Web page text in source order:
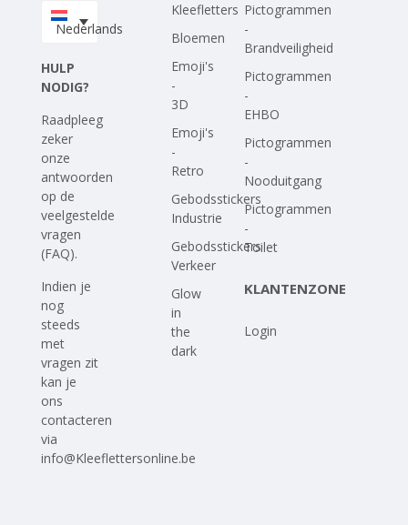
Upload je eigen ontwerp
Nederlands
HULP
NODIG?
Raadpleeg
zeker
onze
antwoorden
op de
veelgestelde
vragen
(FAQ).
Indien je
nog
steeds
met
vragen zit
kan je
ons
contacteren
via
info@Kleeflettersonline.be
Kleefletters
Bloemen
Emoji's
-
3D
Emoji's
-
Retro
Gebodsstickers
Industrie
Gebodsstickers
Verkeer
Glow
in
the
dark
Pictogrammen
-
Brandveiligheid
Pictogrammen
-
EHBO
Pictogrammen
-
Nooduitgang
Pictogrammen
-
Toilet
KLANTENZONE
Login